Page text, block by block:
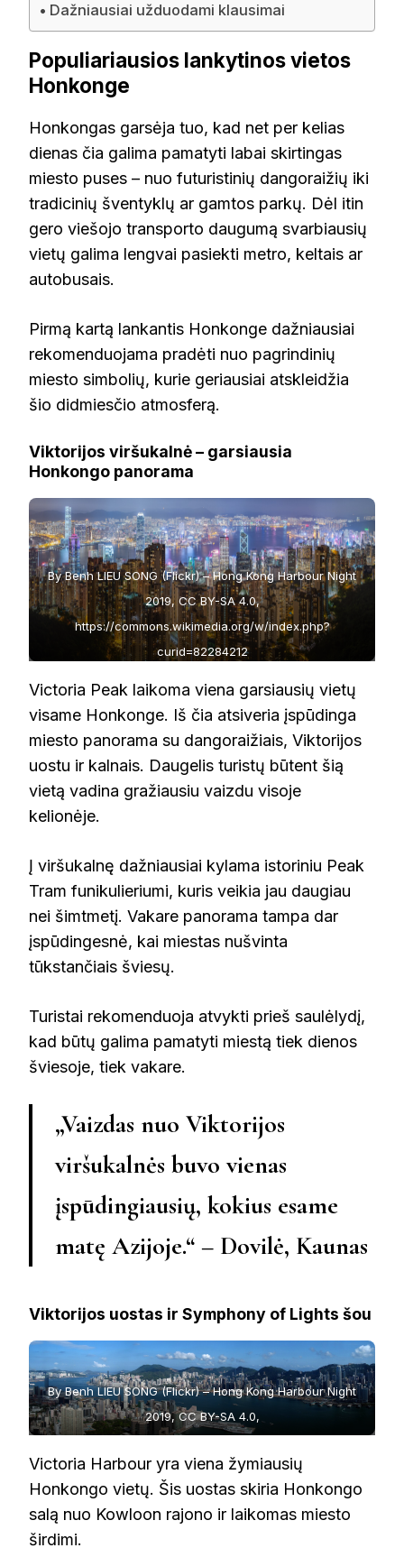
Dažniausiai užduodami klausimai
Populiariausios lankytinos vietos
Honkonge
Honkongas garsėja tuo, kad net per kelias
dienas čia galima pamatyti labai skirtingas
miesto puses – nuo futuristinių dangoraižių iki
tradicinių šventyklų ar gamtos parkų. Dėl itin
gero viešojo transporto daugumą svarbiausių
vietų galima lengvai pasiekti metro, keltais ar
autobusais.
Pirmą kartą lankantis Honkonge dažniausiai
rekomenduojama pradėti nuo pagrindinių
miesto simbolių, kurie geriausiai atskleidžia
šio didmiesčio atmosferą.
Viktorijos viršukalnė – garsiausia
Honkongo panorama
By Benh LIEU SONG (Flickr) – Hong Kong Harbour Night
2019, CC BY-SA 4.0,
https://commons.wikimedia.org/w/index.php?
curid=82284212
Victoria Peak laikoma viena garsiausių vietų
visame Honkonge. Iš čia atsiveria įspūdinga
miesto panorama su dangoraižiais, Viktorijos
uostu ir kalnais. Daugelis turistų būtent šią
vietą vadina gražiausiu vaizdu visoje
kelionėje.
Į viršukalnę dažniausiai kylama istoriniu Peak
Tram funikulieriumi, kuris veikia jau daugiau
nei šimtmetį. Vakare panorama tampa dar
įspūdingesnė, kai miestas nušvinta
tūkstančiais šviesų.
Turistai rekomenduoja atvykti prieš saulėlydį,
kad būtų galima pamatyti miestą tiek dienos
šviesoje, tiek vakare.
„Vaizdas nuo Viktorijos
viršukalnės buvo vienas
įspūdingiausių, kokius esame
matę Azijoje.“ – Dovilė, Kaunas
Viktorijos uostas ir Symphony of Lights šou
By Benh LIEU SONG (Flickr) – Hong Kong Harbour Night
2019, CC BY-SA 4.0,
curid=82284212
Victoria Harbour yra viena žymiausių
Honkongo vietų. Šis uostas skiria Honkongo
salą nuo Kowloon rajono ir laikomas miesto
širdimi.